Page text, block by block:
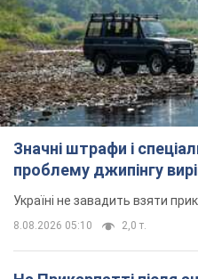
Значні штрафи і
проблему джипінгу
Україні не завадить взяти
8.08.2026 05:10 2,0 т.